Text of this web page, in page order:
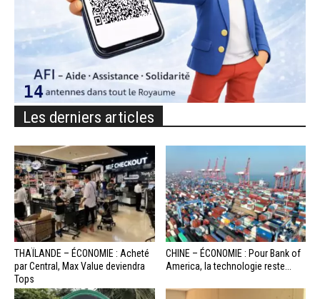
Les derniers articles
THAÏLANDE – ÉCONOMIE : Acheté
par Central, Max Value deviendra
Tops
CHINE – ÉCONOMIE : Pour Bank of
America, la technologie reste...